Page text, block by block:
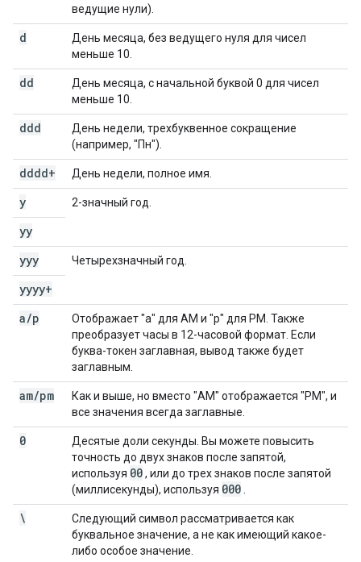
ведущие нули).
d
День месяца, без ведущего нуля для чисел
меньше 10.
dd
День месяца, с начальной буквой 0 для чисел
меньше 10.
ddd
День недели, трехбуквенное сокращение
(например, "Пн").
dddd+ День недели, полное имя.
y 2-значный год.
yy
yyy
Четырехзначный год.
yyyy+
a/p
Отображает "a" для AM и "p" для PM. Также
преобразует часы в 12-часовой формат. Если
буква-токен заглавная, вывод также будет
заглавным.
am/pm
Как и выше, но вместо "AM" отображается "PM", и
все значения всегда заглавные.
0
Десятые доли секунды. Вы можете повысить
точность до двух знаков после запятой,
используя 00, или до трех знаков после запятой
(миллисекунды), используя 000
\
Следующий символ рассматривается как
буквальное значение, а не как имеющий какое-
либо особое значение.